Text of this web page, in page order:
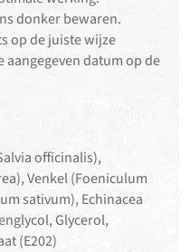
donker bewaren.
op de juiste wijze
datum op de
officinalis),
Venkel (Foeniculum
sativum), Echinacea
Glycerol,
(E202)